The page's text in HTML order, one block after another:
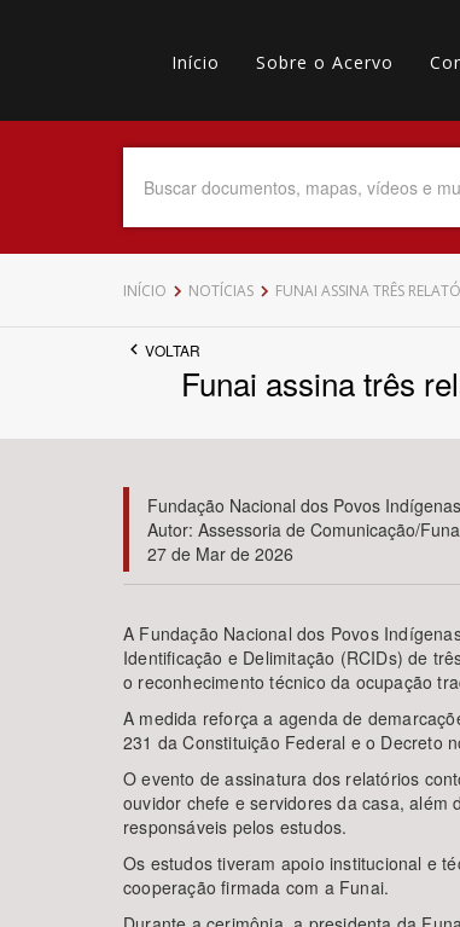
Main
navigation
Início Sobre o Acervo
secundário
Data do Documento
Tema
Área de Levantamento
INÍCIO NOTÍCIAS FUNAI ASSINA TRÊS
VOLTAR
Funai assina três
Fundação Nacional dos Povos
Autor: Assessoria de Comunicação/
27 de Mar de 2026
A Fundação Nacional dos Povos
Identificação e Delimitação (RCIDs) de
o reconhecimento técnico da ocupação
A medida reforça a agenda de
231 da Constituição Federal e o Decreto
O evento de assinatura dos relatórios
ouvidor chefe e servidores da casa, além
responsáveis pelos estudos.
Os estudos tiveram apoio institucional e
cooperação firmada com a Funai.